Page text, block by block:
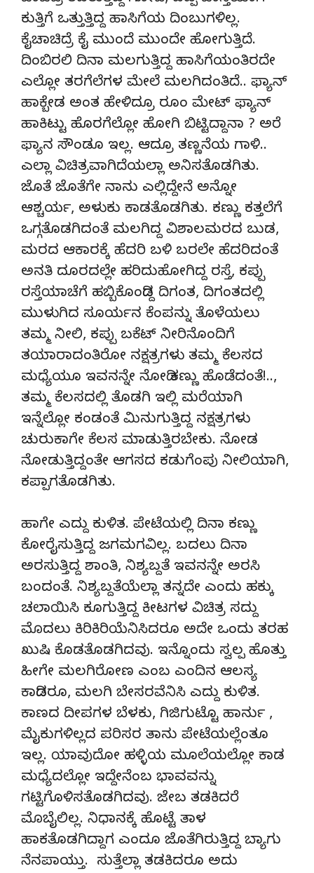
ಕುತ್ತಿಗೆ ಒತ್ತುತ್ತಿದ್ದ ಹಾಸಿಗೆಯ ದಿಂಬುಗಳಿಲ್ಲ.
ಕೈಚಾಚಿದ್ರೆ ಕೈ ಮುಂದೆ ಮುಂದೇ ಹೋಗುತ್ತಿದೆ.
ದಿಂಬಿರಲಿ ದಿನಾ ಮಲಗುತ್ತಿದ್ದ ಹಾಸಿಗೆಯಂತಿರದೇ
ಎಲ್ಲೋ ತರಗೆಲೆಗಳ ಮೇಲೆ ಮಲಗಿದಂತಿದೆ.. ಫ್ಯಾನ್
ಹಾಕ್ಬೇಡ ಅಂತ ಹೇಳಿದ್ರೂ ರೂಂ ಮೇಟ್ ಫ್ಯಾನ್
ಹಾಕಿಟ್ಟು ಹೊರಗೆಲ್ಲೋ ಹೋಗಿ ಬಿಟ್ಟಿದ್ದಾನಾ ? ಅರೆ
ಫ್ಯಾನ ಸೌಂಡೂ ಇಲ್ಲ. ಆದ್ರೂ ತಣ್ಣನೆಯ ಗಾಳಿ..
ಎಲ್ಲಾ ವಿಚಿತ್ರವಾಗಿದೆಯಲ್ಲಾ ಅನಿಸತೊಡಗಿತು.
ಜೊತೆ ಜೊತೆಗೇ ನಾನು ಎಲ್ಲಿದ್ದೇನೆ ಅನ್ನೋ
ಆಶ್ಚರ್ಯ, ಅಳುಕು ಕಾಡತೊಡಗಿತು. ಕಣ್ಣು ಕತ್ತಲೆಗೆ
ಒಗ್ಗತೊಡಗಿದಂತೆ ಮಲಗಿದ್ದ ವಿಶಾಲಮರದ ಬುಡ,
ಮರದ ಆಕಾರಕ್ಕೆ ಹೆದರಿ ಬಳಿ ಬರಲೇ ಹೆದರಿದಂತೆ
ಅನತಿ ದೂರದಲ್ಲೇ ಹರಿದುಹೋಗಿದ್ದ ರಸ್ತೆ, ಕಪ್ಪು
ರಸ್ತೆಯಾಚೆಗೆ ಹಬ್ಬಿಕೊಂಡಿದ್ದ ದಿಗಂತ, ದಿಗಂತದಲ್ಲಿ
ಮುಳುಗಿದ ಸೂರ್ಯನ ಕೆಂಪನ್ನು ತೊಳೆಯಲು
ತಮ್ಮ ನೀಲಿ, ಕಪ್ಪು ಬಕೆಟ್ ನೀರಿನೊಂದಿಗೆ
ತಯಾರಾದಂತಿರೋ ನಕ್ಷತ್ರಗಳು ತಮ್ಮ ಕೆಲಸದ
ಮಧ್ಯೆಯೂ ಇವನನ್ನೇ ನೋಡಿ ಕಣ್ಣು ಹೊಡೆದಂತೆ!..,
ತಮ್ಮ ಕೆಲಸದಲ್ಲಿ ತೊಡಗಿ ಇಲ್ಲಿ ಮರೆಯಾಗಿ
ಇನ್ನೆಲ್ಲೋ ಕಂಡಂತೆ ಮಿನುಗುತ್ತಿದ್ದ ನಕ್ಷತ್ರಗಳು
ಚುರುಕಾಗೇ ಕೆಲಸ ಮಾಡುತ್ತಿರಬೇಕು. ನೋಡ
ನೋಡುತ್ತಿದ್ದಂತೇ ಆಗಸದ ಕಡುಗೆಂಪು ನೀಲಿಯಾಗಿ,
ಕಪ್ಪಾಗತೊಡಗಿತು.
ಹಾಗೇ ಎದ್ದು ಕುಳಿತ. ಪೇಟೆಯಲ್ಲಿ ದಿನಾ ಕಣ್ಣು
ಕೋರೈಸುತ್ತಿದ್ದ ಜಗಮಗವಿಲ್ಲ. ಬದಲು ದಿನಾ
ಅರಸುತ್ತಿದ್ದ ಶಾಂತಿ, ನಿಶ್ಯಬ್ದತೆ ಇವನನ್ನೇ ಅರಸಿ
ಬಂದಂತೆ. ನಿಶ್ಯಬ್ದತೆಯೆಲ್ಲಾ ತನ್ನದೇ ಎಂದು ಹಕ್ಕು
ಚಲಾಯಿಸಿ ಕೂಗುತ್ತಿದ್ದ ಕೀಟಗಳ ವಿಚಿತ್ರ ಸದ್ದು
ಮೊದಲು ಕಿರಿಕಿರಿಯೆನಿಸಿದರೂ ಅದೇ ಒಂದು ತರಹ
ಖುಷಿ ಕೊಡತೊಡಗಿದವು. ಇನ್ನೊಂದು ಸ್ವಲ್ಪ ಹೊತ್ತು
ಹೀಗೇ ಮಲಗಿರೋಣ ಎಂಬ ಎಂದಿನ ಆಲಸ್ಯ
ಕಾಡಿದರೂ, ಮಲಗಿ ಬೇಸರವೆನಿಸಿ ಎದ್ದು ಕುಳಿತ.
ಕಾಣದ ದೀಪಗಳ ಬೆಳಕು, ಗಿಜಿಗುಟ್ಟೊ ಹಾರ್ನು ,
ಮೈಕುಗಳಿಲ್ಲದ ಪರಿಸರ ತಾನು ಪೇಟೆಯಲ್ಲೆಂತೂ
ಇಲ್ಲ. ಯಾವುದೋ ಹಳ್ಳಿಯ ಮೂಲೆಯಲ್ಲೋ ಕಾಡ
ಮಧ್ಯೆದಲ್ಲೋ ಇದ್ದೇನೆಂಬ ಭಾವವನ್ನು
ಗಟ್ಟಿಗೊಳಿಸತೊಡಗಿದವು. ಜೇಬ ತಡಕಿದರೆ
ಮೊಬೈಲಿಲ್ಲ. ನಿಧಾನಕ್ಕೆ ಹೊಟ್ಟೆ ತಾಳ
ಹಾಕತೊಡಗಿದ್ದಾಗ ಎಂದೂ ಜೊತೆಗಿರುತ್ತಿದ್ದ ಬ್ಯಾಗು
ನೆನಪಾಯ್ತು. ಸುತ್ತೆಲ್ಲಾ ತಡಕಿದರೂ ಅದು